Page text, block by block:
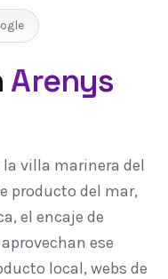
Arenys
la villa marinera del
producto del mar,
el encaje de
ese
local, webs de